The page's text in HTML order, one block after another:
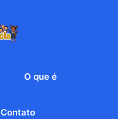
O que é
Contato